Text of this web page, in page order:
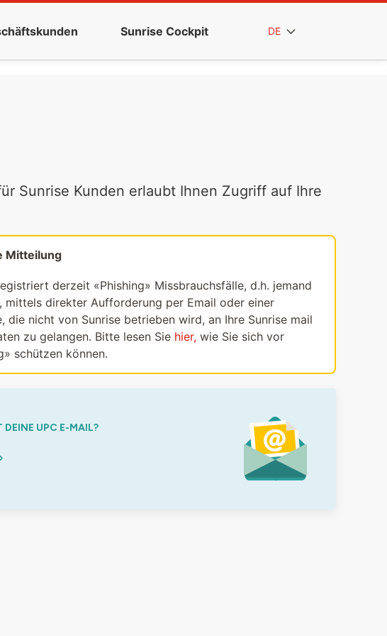
Sunrise Cockpit DE
Sunrise Kunden erlaubt Ihnen Zugriff auf Ihre
Mitteilung
derzeit «Phishing» Missbrauchsfälle, d.h. jemand
mittels direkter Aufforderung per Email oder einer
die nicht von Sunrise betrieben wird, an Ihre Sunrise mail
zu gelangen. Bitte lesen Sie hier,wie Sie sich vor
schützen können.
DEINE UPC E-MAIL?